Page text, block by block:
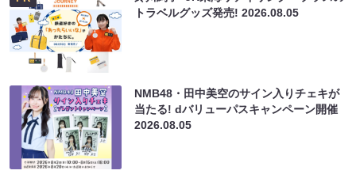
トラベルグッズ発売!2026.08.05
NMB48・田中美空のサイン入りチェキが
当たる! dバリューパスキャンペーン開催
2026.08.05